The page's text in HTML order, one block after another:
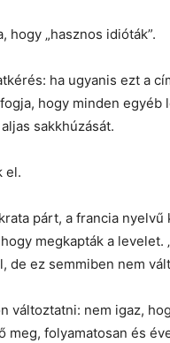
hogy „hasznos idióták”.
ha ugyanis ezt a
hogy minden egyéb
sakkhúzását.
el.
párt, a francia
megkapták a levelet.
ez semmiben nem
változtatni: nem igaz,
meg, folyamatosan és